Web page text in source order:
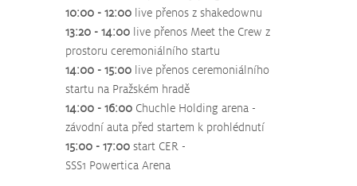
10:00 - 12:00 live přenos z shakedownu
13:20 - 14:00 live přenos Meet the Crew z
prostoru ceremoniálního startu
14:00 - 15:00 live přenos ceremoniálního
startu na Pražském hradě
14:00 - 16:00 Chuchle Holding arena -
závodní auta před startem k prohlédnutí
15:00 - 17:00 start CER -
SSS1 Powertica Arena